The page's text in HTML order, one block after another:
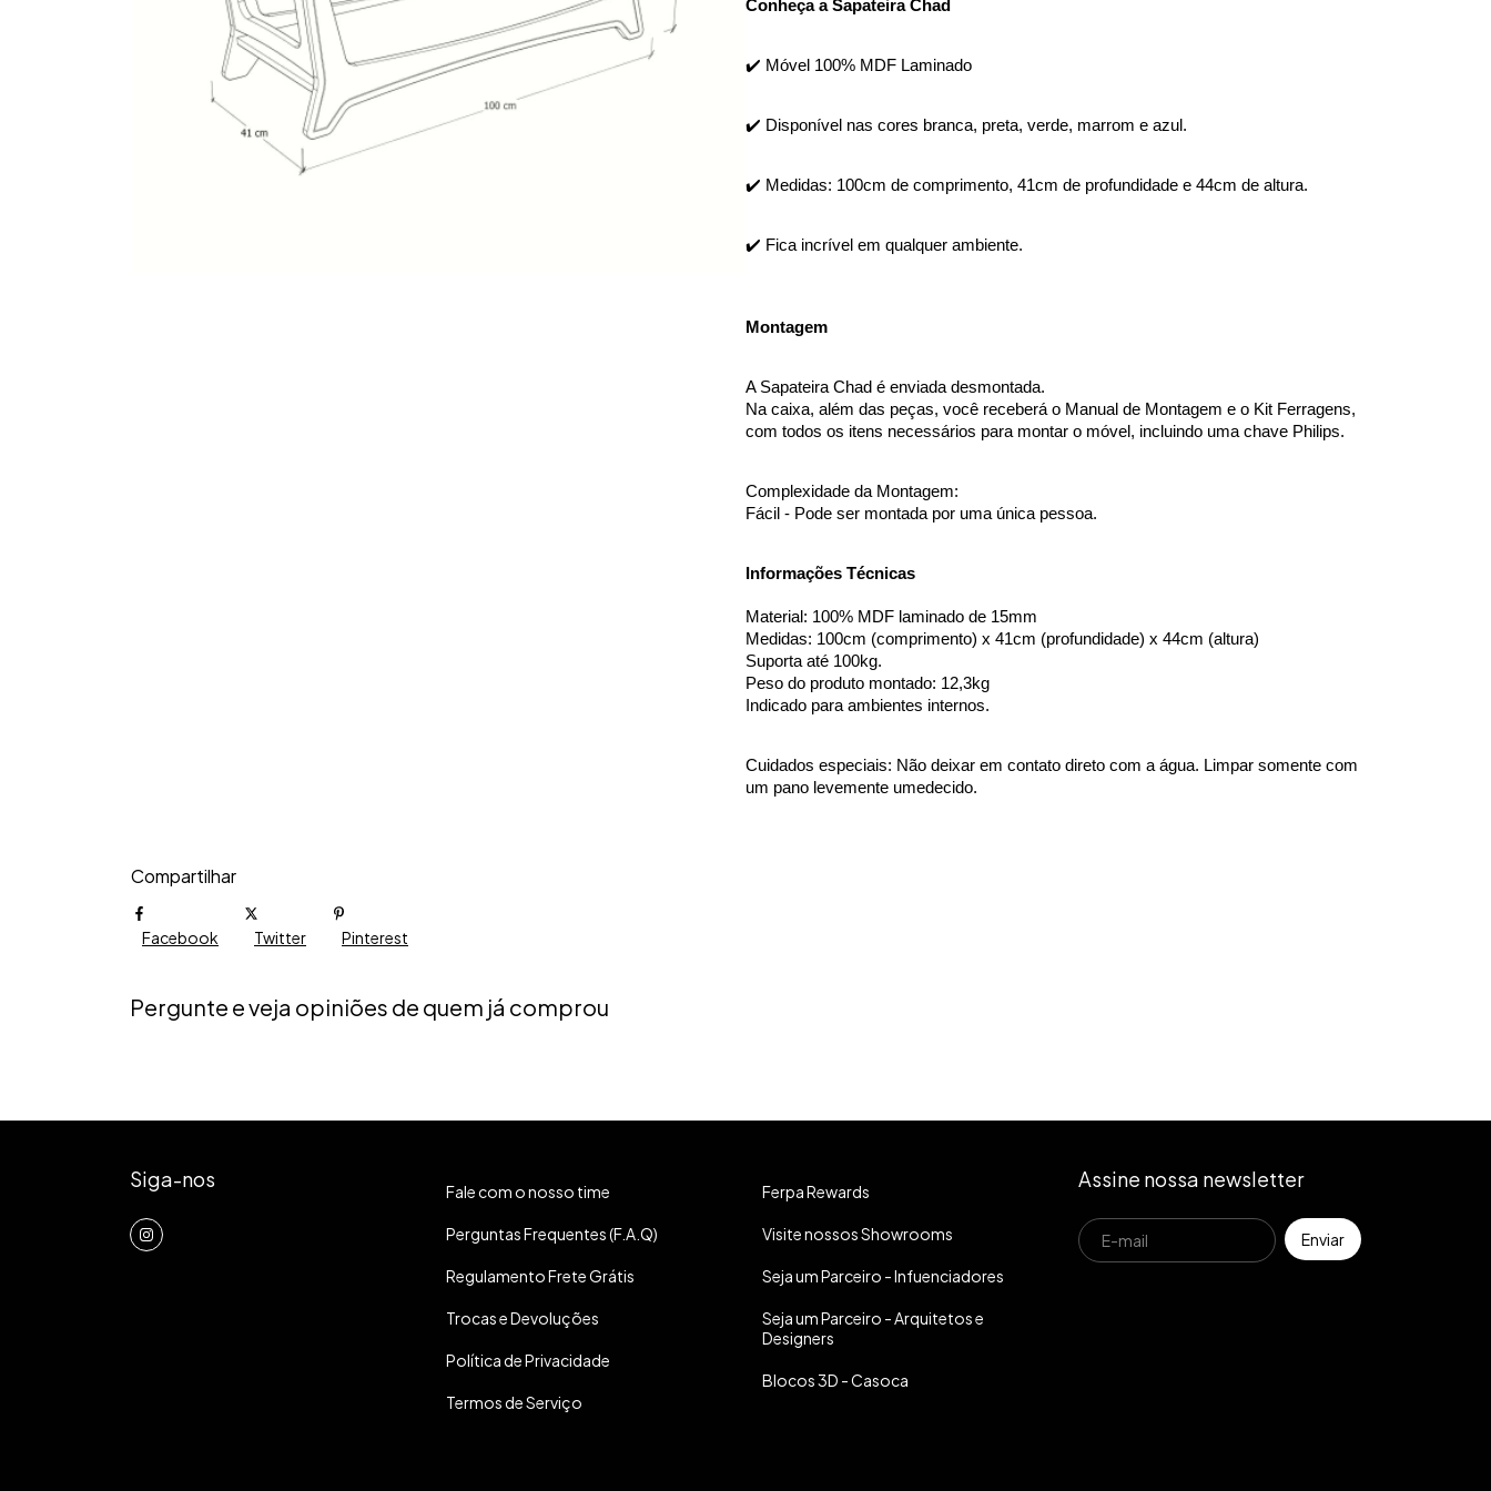
Conheça a Sapateira Chad
✔️ Móvel 100% MDF Laminado
✔️ Disponível nas cores branca, preta, verde, marrom e azul.
✔️ Medidas: 100cm de comprimento, 41cm de profundidade e 44cm de altura.
✔️ Fica incrível em qualquer ambiente.
Montagem
A Sapateira Chad é enviada desmontada.
Na caixa, além das peças, você receberá o Manual de Montagem e o Kit Ferragens,
com todos os itens necessários para montar o móvel, incluindo uma chave Philips.
Complexidade da Montagem:
Fácil - Pode ser montada por uma única pessoa.
Informações Técnicas
Material: 100% MDF laminado de 15mm
Medidas: 100cm (comprimento) x 41cm (profundidade) x 44cm (altura)
Suporta até 100kg.
Peso do produto montado: 12,3kg
Indicado para ambientes internos.
Cuidados especiais: Não deixar em contato direto com a água. Limpar somente com
um pano levemente umedecido.
Compartilhar
Facebook Twitter Pinterest
Pergunte e veja opiniões de quem já comprou
Siga-nos Fale com o nosso time
Perguntas Frequentes (F.A.Q)
Regulamento Frete Grátis
Trocas e Devoluções
Política de Privacidade
Termos de Serviço
Ferpa Rewards
Visite nossos Showrooms
Seja um Parceiro - Infuenciadores
Seja um Parceiro - Arquitetos e
Designers
Blocos 3D - Casoca
Assine nossa newsletter